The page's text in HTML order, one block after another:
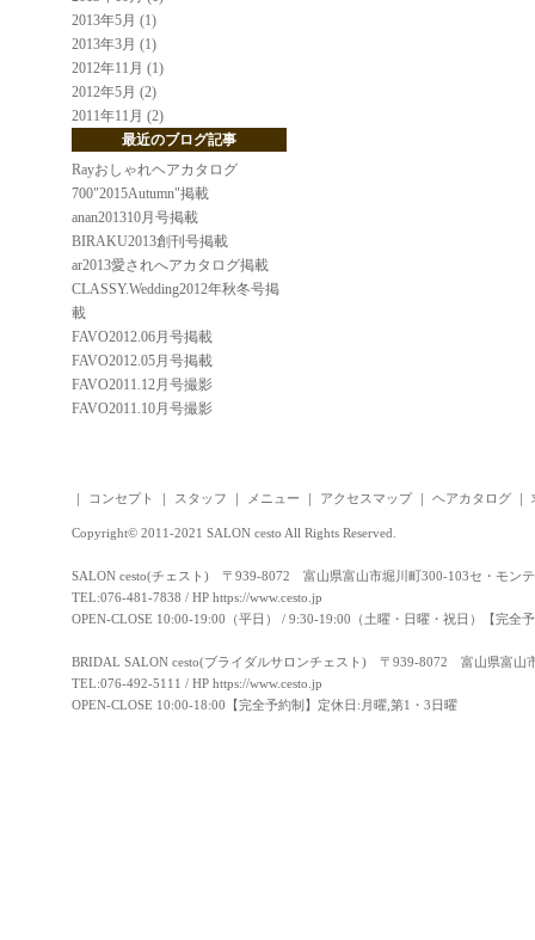
2013年5月 (1)
2013年3月 (1)
2012年11月 (1)
2012年5月 (2)
2011年11月 (2)
最近のブログ記事
Rayおしゃれヘアカタログ
700"2015Autumn"掲載
anan201310月号掲載
BIRAKU2013創刊号掲載
ar2013愛されへアカタログ掲載
CLASSY.Wedding2012年秋冬号掲
載
FAVO2012.06月号掲載
FAVO2012.05月号掲載
FAVO2011.12月号撮影
FAVO2011.10月号撮影
コンセプト スタッフ メニュー アクセスマップ ヘアカタログ
Copyright© 2011-2021 SALON cesto All Rights Reserved.
SALON cesto(チェスト) 〒939-8072 富山県富山市堀川町300-103セ・モン
TEL:076-481-7838 / HP https://www.cesto.jp
OPEN-CLOSE 10:00-19:00（平日） / 9:30-19:00（土曜・日曜・祝日）【完全
BRIDAL SALON cesto(ブライダルサロンチェスト) 〒939-8072 富山県富山
TEL:076-492-5111 / HP https://www.cesto.jp
OPEN-CLOSE 10:00-18:00【完全予約制】定休日:月曜,第1・3日曜